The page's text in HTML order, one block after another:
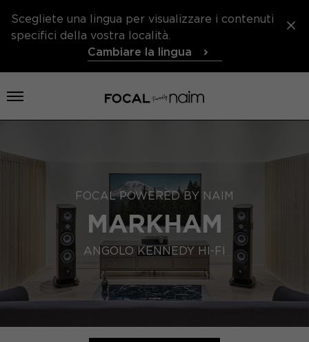
Scegliete una lingua per visualizzare i contenuti
specifici della vostra località.
Cambiare la lingua
Aprire il menu
FOCAL POWERED BY NAIM
MARKHAM
ANGOLO KENNEDY HI-FI